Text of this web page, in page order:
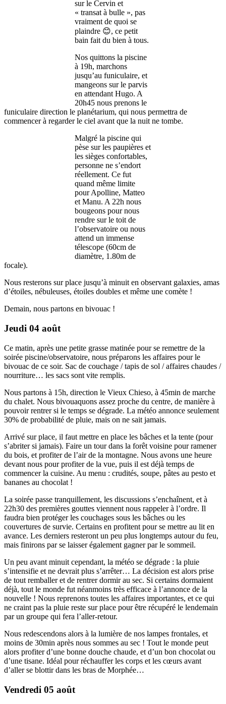
sur le Cervin et
« transat à bulle », pas
vraiment de quoi se
plaindre 😊, ce petit
bain fait du bien à tous.
Nos quittons la piscine
à 19h, marchons
jusqu’au funiculaire, et
mangeons sur le parvis
en attendant Hugo. A
20h45 nous prenons le
funiculaire direction le planétarium, qui nous permettra de
commencer à regarder le ciel avant que la nuit ne tombe.
Malgré la piscine qui
pèse sur les paupières et
les sièges confortables,
personne ne s’endort
réellement. Ce fut
quand même limite
pour Apolline, Matteo
et Manu. A 22h nous
bougeons pour nous
rendre sur le toit de
l’observatoire ou nous
attend un immense
télescope (60cm de
diamètre, 1.80m de
focale).
Nous resterons sur place jusqu’à minuit en observant galaxies, amas
d’étoiles, nébuleuses, étoiles doubles et même une comète !
Demain, nous partons en bivouac !
Jeudi 04 août
Ce matin, après une petite grasse matinée pour se remettre de la
soirée piscine/observatoire, nous préparons les affaires pour le
bivouac de ce soir. Sac de couchage / tapis de sol / affaires chaudes /
nourriture… les sacs sont vite remplis.
Nous partons à 15h, direction le Vieux Chieso, à 45min de marche
du chalet. Nous bivouaquons assez proche du centre, de manière à
pouvoir rentrer si le temps se dégrade. La météo annonce seulement
30% de probabilité de pluie, mais on ne sait jamais.
Arrivé sur place, il faut mettre en place les bâches et la tente (pour
s’abriter si jamais). Faire un tour dans la forêt voisine pour ramener
du bois, et profiter de l’air de la montagne. Nous avons une heure
devant nous pour profiter de la vue, puis il est déjà temps de
commencer la cuisine. Au menu : crudités, soupe, pâtes au pesto et
bananes au chocolat !
La soirée passe tranquillement, les discussions s’enchaînent, et à
22h30 des premières gouttes viennent nous rappeler à l’ordre. Il
faudra bien protéger les couchages sous les bâches ou les
couvertures de survie. Certains en profitent pour se mettre au lit en
avance. Les derniers resteront un peu plus longtemps autour du feu,
mais finirons par se laisser également gagner par le sommeil.
Un peu avant minuit cependant, la météo se dégrade : la pluie
s’intensifie et ne devrait plus s’arrêter… La décision est alors prise
de tout remballer et de rentrer dormir au sec. Si certains dormaient
déjà, tout le monde fut néanmoins très efficace à l’annonce de la
nouvelle ! Nous reprenons toutes les affaires importantes, et ce qui
ne craint pas la pluie reste sur place pour être récupéré le lendemain
par un groupe qui fera l’aller-retour.
Nous redescendons alors à la lumière de nos lampes frontales, et
moins de 30min après nous sommes au sec ! Tout le monde peut
alors profiter d’une bonne douche chaude, et d’un bon chocolat ou
d’une tisane. Idéal pour réchauffer les corps et les cœurs avant
d’aller se blottir dans les bras de Morphée…
Vendredi 05 août